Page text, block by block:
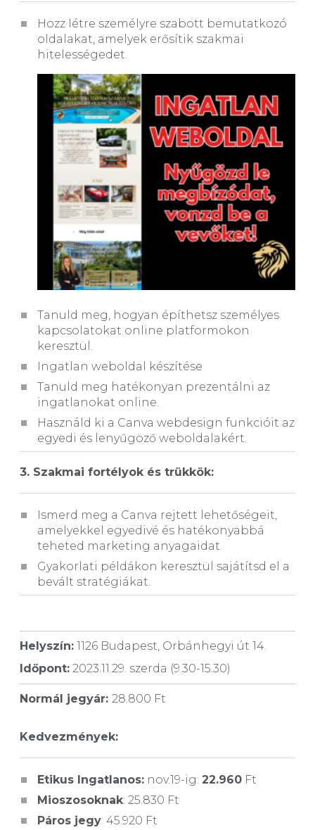
Hozz létre személyre szabott bemutatkozó
oldalakat, amelyek erősítik szakmai
hitelességedet.
Tanuld meg, hogyan építhetsz személyes
kapcsolatokat online platformokon
keresztül.
Ingatlan weboldal készítése
Tanuld meg hatékonyan prezentálni az
ingatlanokat online.
Használd ki a Canva webdesign funkcióit az
egyedi és lenyűgöző weboldalakért.
3. Szakmai fortélyok és trükkök:
Ismerd meg a Canva rejtett lehetőségeit,
amelyekkel egyedivé és hatékonyabbá
teheted marketing anyagaidat.
Gyakorlati példákon keresztül sajátítsd el a
bevált stratégiákat.
Helyszín: 1126 Budapest, Orbánhegyi út 14.
Időpont: 2023.11.29. szerda (9.30-15.30)
Normál jegyár: 28.800 Ft
Kedvezmények:
Etikus Ingatlanos: nov.19-ig: 22.960 Ft
Mioszosoknak: 25.830 Ft
Páros jegy: 45.920 Ft